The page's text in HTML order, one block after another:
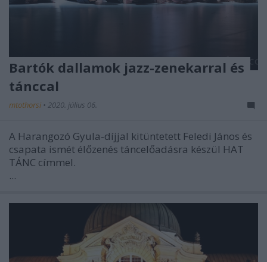
Bartók dallamok jazz-zenekarral és
tánccal
mtothorsi • 2020. július 06.
A Harangozó Gyula-díjjal kitüntetett Feledi János és
csapata ismét élőzenés táncelőadásra készül HAT
TÁNC címmel.
...